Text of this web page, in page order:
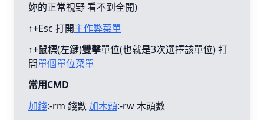
妳的正常視野 看不到全開)
↑+Esc 打開主作弊菜單
↑+鼠標(左鍵)雙擊單位(也就是3次選擇該單位) 打
開單個單位菜單
常用CMD
加錢:-rm 錢數加木頭:-rw 木頭數